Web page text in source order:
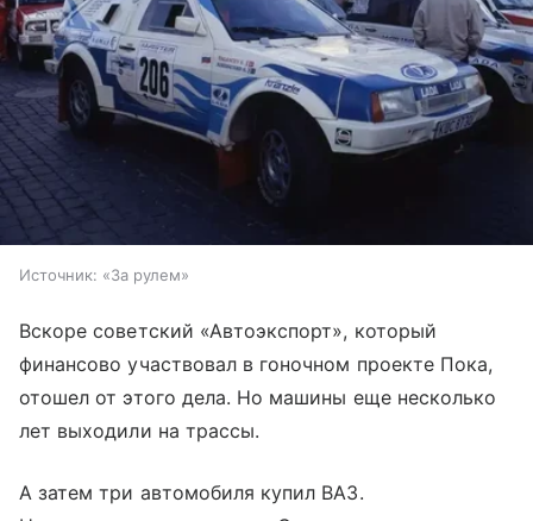
Источник: «За рулем»
Вскоре советский «Автоэкспорт», который
финансово участвовал в гоночном проекте Пока,
отошел от этого дела. Но машины еще несколько
лет выходили на трассы.
А затем три автомобиля купил ВАЗ.